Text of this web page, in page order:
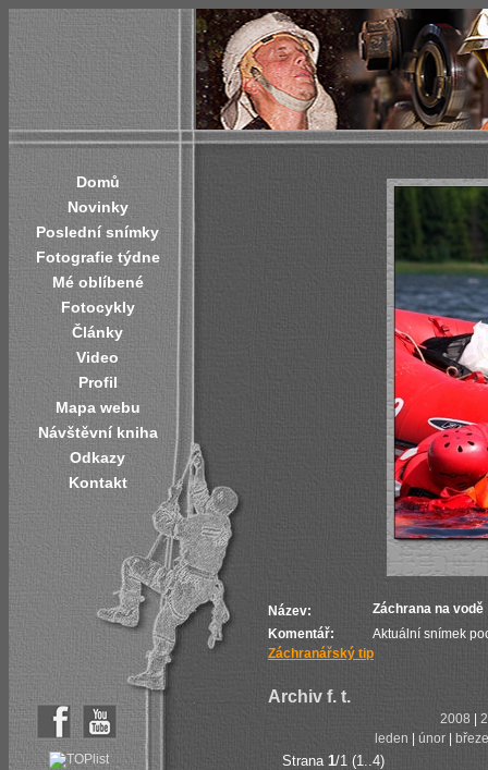
Domů
Novinky
Poslední snímky
Fotografie týdne
Mé oblíbené
Fotocykly
Články
Video
Profil
Mapa webu
Návštěvní kniha
Odkazy
Kontakt
Název:
Záchrana na vodě
Komentář:
Aktuální snímek
Záchranářský tip
Archiv f. t.
2008
leden
únor|
Strana 1/1 (1..4)